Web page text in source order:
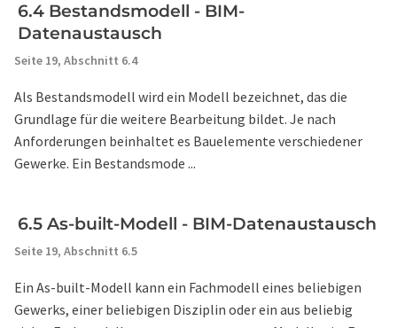
6.4 Bestandsmodell - BIM-
Datenaustausch
Seite 19, Abschnitt 6.4
Als Bestandsmodell wird ein Modell bezeichnet, das die
Grundlage für die weitere Bearbeitung bildet. Je nach
Anforderungen beinhaltet es Bauelemente verschiedener
Gewerke. Ein Bestandsmode ...
6.5 As-built-Modell - BIM-Datenaustausch
Seite 19, Abschnitt 6.5
Ein As-built-Modell kann ein Fachmodell eines beliebigen
Gewerks, einer beliebigen Disziplin oder ein aus beliebig